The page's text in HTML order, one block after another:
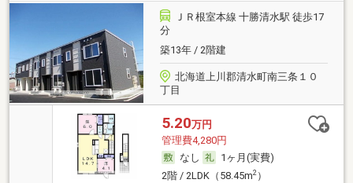
ＪＲ根室本線 十勝清水駅 徒歩17
分
築13年 / 2階建
北海道上川郡清水町南三条１０
丁目
5.20万円
管理費4,280円
なし
1ヶ月(実費)
2階 / 2LDK（58.45m2）